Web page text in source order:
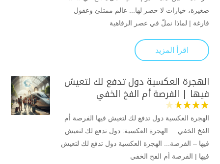
صغيرة، خيارات لا حصر لها... عالم ممتلئ وعقول
فارغة | لماذا نملّ في عصر الرفاهية
اقرأ المزيد
الهجرة العكسية دول تدفع لك لتعيش
فيها | الفرصة أم الفخ الخفي
الهجرة العكسية دول تدفع لك لتعيش فيها الفرصة أم
الفخ الخفي الهجرة العكسية: دول تدفع لك لتعيش
فيها – الفرصة... الهجرة العكسية دول تدفع لك لتعيش
فيها | الفرصة أم الفخ الخفي